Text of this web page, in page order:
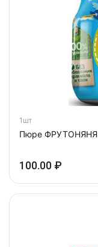
1шт
Пюре ФРУТОНЯНЯ
100.00 ₽